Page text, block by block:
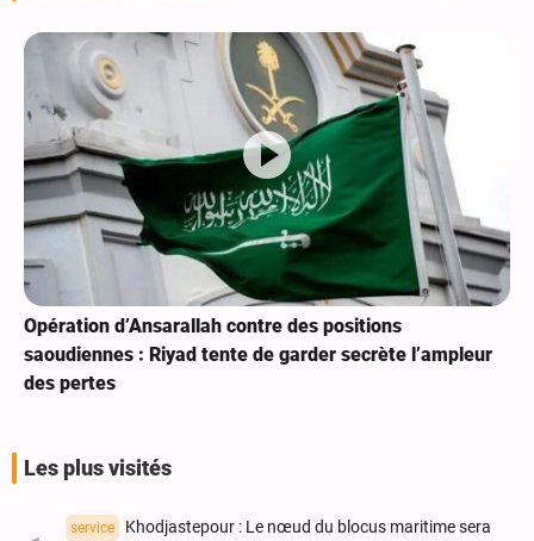
Opération d’Ansarallah contre des positions
saoudiennes : Riyad tente de garder secrète l’ampleur
des pertes
Les plus visités
service
Khodjastepour : Le nœud du blocus maritime sera